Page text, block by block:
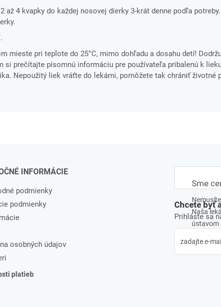
až 4 kvapky do každej nosovej dierky 3-krát denne podľa
mieste pri teplote do 25°C, mimo dohľadu a dosahu detí!
si prečítajte písomnú informáciu pre používateľa pribalenú k
Nepoužitý liek vráťte do lekárni, pomôžete tak chrániť životné
Sme
Naša
ústavom
INFORMÁCIE
podmienky
podmienky
osobných údajov
platieb
Chcete byť
Prihláste sa